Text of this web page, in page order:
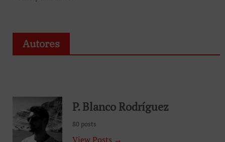
Autores
P. Blanco Rodríguez
80 posts
View Posts →